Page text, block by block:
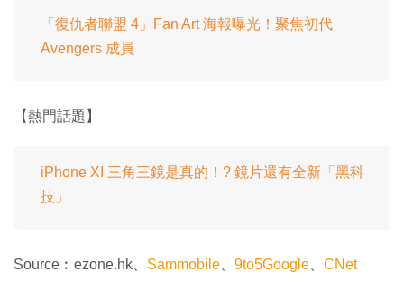
「復仇者聯盟 4」Fan Art 海報曝光！聚焦初代
Avengers 成員
【熱門話題】
iPhone XI 三角三鏡是真的！? 鏡片還有全新「黑科
技」
Source︰ezone.hk、 Sammobile 9to5Google CNet